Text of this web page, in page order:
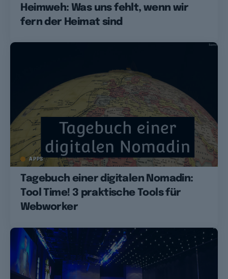
Heimweh: Was uns fehlt, wenn wir
fern der Heimat sind
APPS
Tagebuch einer digitalen Nomadin:
Tool Time! 3 praktische Tools für
Webworker